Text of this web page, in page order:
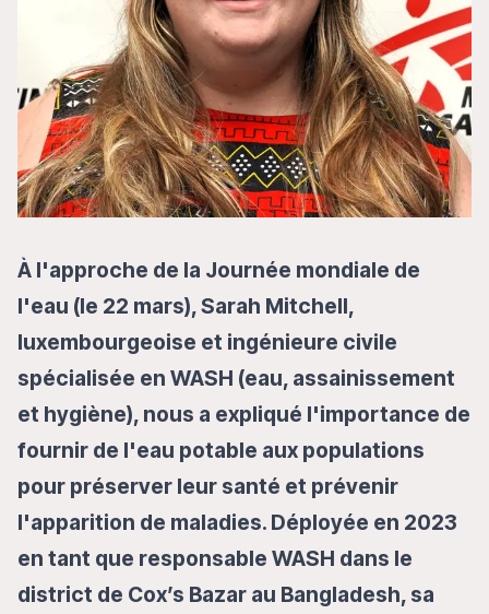
À l'approche de la Journée mondiale de
l'eau (le 22 mars), Sarah Mitchell,
luxembourgeoise et ingénieure civile
spécialisée en WASH (eau, assainissement
et hygiène), nous a expliqué l'importance de
fournir de l'eau potable aux populations
pour préserver leur santé et prévenir
l'apparition de maladies. Déployée en 2023
en tant que responsable WASH dans le
district de Cox’s Bazar au Bangladesh, sa